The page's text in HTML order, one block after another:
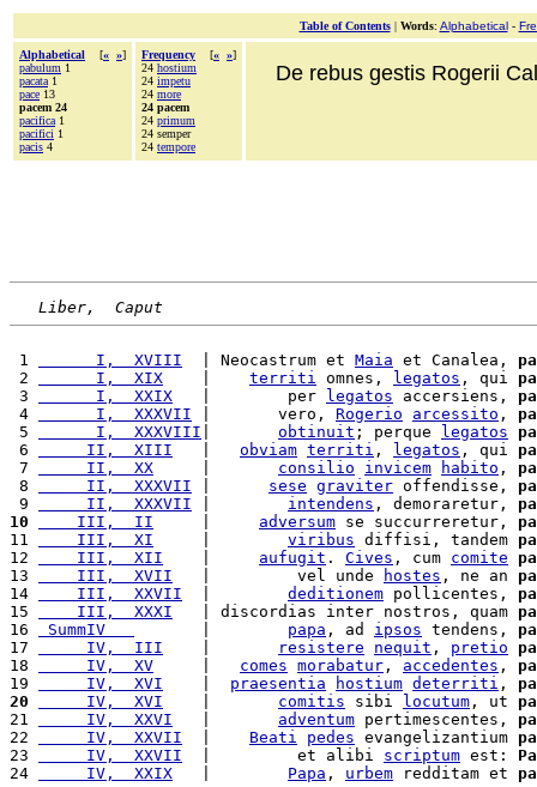
Table of Contents| Words: Alphabetical-
Alphabetical [« »]
pabulum 1
pacata 1
pace 13
pacem 24
pacifica 1
pacifici 1
pacis 4
Frequency [« »]
24 hostium
24 impetu
24 more
24 pacem
24 primum
24 semper
24 tempore
De rebus gestis Rogerii
Liber,  Caput
1
      I,  XVIII
  | Neocastrum et
Maia et Canalea,
2
      I,  XIX
territi omnes, legatos , qui
3
      I,  XXIX
   |        per
legatos accersiens,
4
      I,  XXXVII
|       vero, Rogerio arcessito ,
5
      I,  XXXVIII
obtinuit ; perque legatos
6
     II,  XIII
obviam territi , legatos , qui
7
     II,  XX
consilio invicem habito ,
8
     II,  XXXVII
sese graviter offendisse,
9
     II,  XXXVII
intendens , demoraretur,
10
    III,  II
adversum se succurreretur,
11
    III,  XI
viribus diffisi, tandem
12
    III,  XII
aufugit . Cives , cum comite
13
    III,  XVII
   |         vel unde
hostes , ne an
14
    III,  XXVII
deditionem pollicentes,
15
    III,  XXXI
   | discordias inter nostros, quam
16
SummIV papa , ad ipsos tendens,
17
     IV,  III
resistere nequit , pretio
18
     IV,  XV
comes morabatur , accedentes ,
19
     IV,  XVI
praesentia hostium deterriti ,
20
     IV,  XVI
comitis sibi locutum , ut
21
     IV,  XXVI
adventum pertimescentes,
22
     IV,  XXVII
Beati pedes evangelizantium
23
     IV,  XXVII
  |         et alibi
scriptum est:
24
     IV,  XXIX
Papa , urbem redditam et